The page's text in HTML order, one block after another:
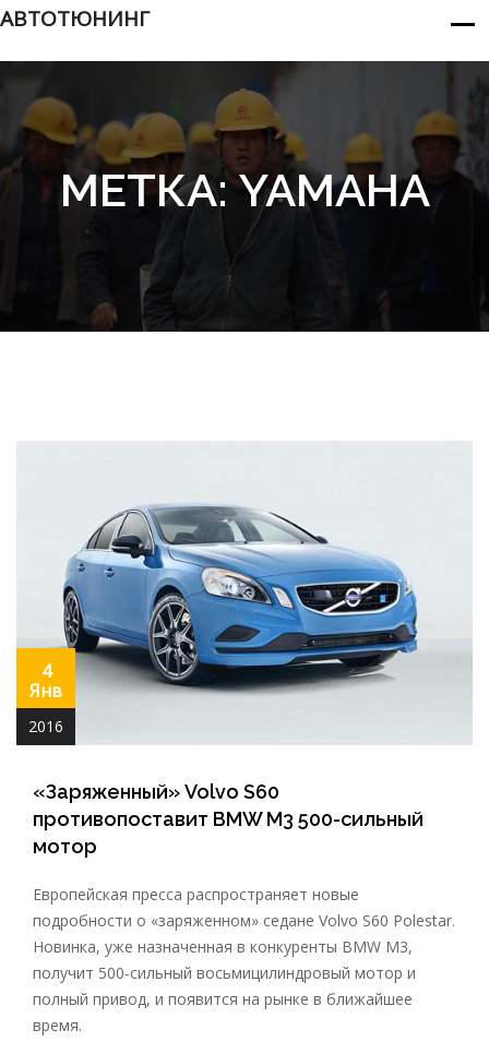
АВТОТЮНИНГ
МЕТКА:YAMAHA
4
Янв
2016
«Заряженный» Volvo S60
противопоставит BMW M3 500-сильный
мотор
Европейская пресса распространяет новые
подробности о «заряженном» седане Volvo S60 Polestar.
Новинка, уже назначенная в конкуренты BMW M3,
получит 500-сильный восьмицилиндровый мотор и
полный привод, и появится на рынке в ближайшее
время.